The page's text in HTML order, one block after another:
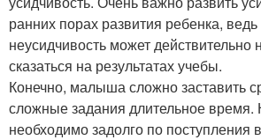
ранних порах развития ребенка,
неусидчивость может действительно
сказаться на результатах учебы.
Конечно, малыша сложно заставить
сложные задания длительное время.
необходимо задолго по поступления